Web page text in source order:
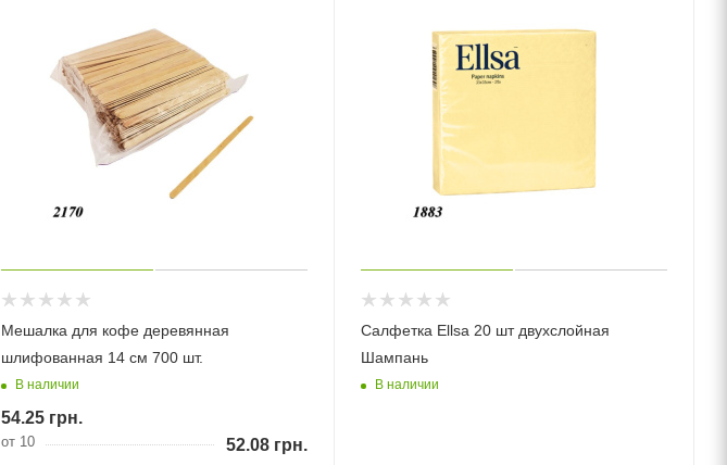
Мешалка для кофе деревянная
шлифованная 14 см 700 шт.
В наличии
54.25грн.
от 10 52.08грн.
Салфетка Ellsa 20 шт двухслойная
Шампань
В наличии